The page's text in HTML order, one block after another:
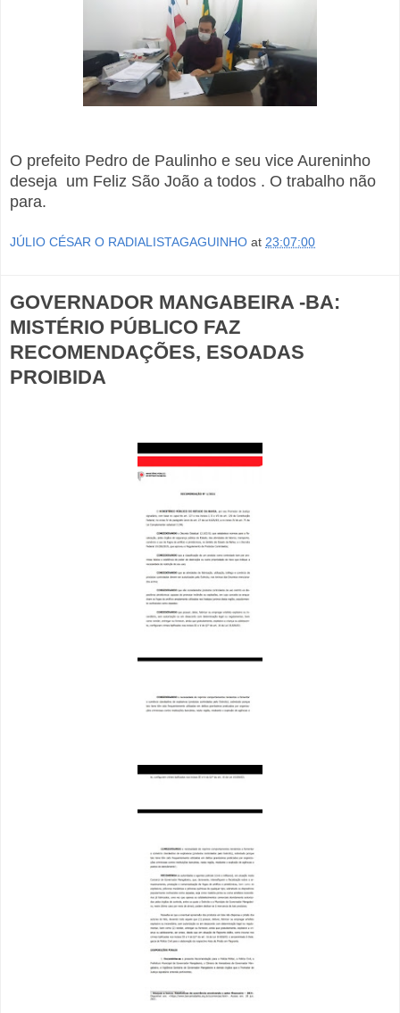
O prefeito Pedro de Paulinho e seu vice Aureninho
deseja um Feliz São João a todos . O trabalho não
para.
JÚLIO CÉSAR O RADIALISTAGAGUINHO at 23:07:00
GOVERNADOR MANGABEIRA -BA:
MISTÉRIO PÚBLICO FAZ
RECOMENDAÇÕES, ESOADAS
PROIBIDA